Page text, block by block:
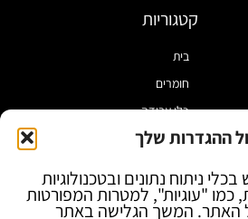
ההגדרות שלך
ניתוח נתונים ובטכנולוגיות
כמו "עוגיות", למטרות המפורטות
האתר. המשך הגלישה באתר
קטגוריות
בית
חומרים
כלי עבודה
מוצרי הלחמה
ספקי כח ומודדים